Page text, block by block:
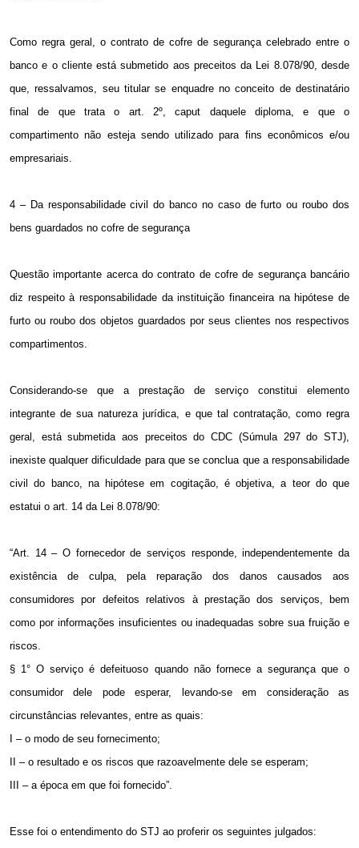
Como regra geral, o contrato de cofre de segurança celebrado entre o
banco e o cliente está submetido aos preceitos da Lei 8.078/90, desde
que, ressalvamos, seu titular se enquadre no conceito de destinatário
final de que trata o art. 2º, caput daquele diploma, e que o
compartimento não esteja sendo utilizado para fins econômicos e/ou
empresariais.
4 – Da responsabilidade civil do banco no caso de furto ou roubo dos
bens guardados no cofre de segurança
Questão importante acerca do contrato de cofre de segurança bancário
diz respeito à responsabilidade da instituição financeira na hipótese de
furto ou roubo dos objetos guardados por seus clientes nos respectivos
compartimentos.
Considerando-se que a prestação de serviço constitui elemento
integrante de sua natureza jurídica, e que tal contratação, como regra
geral, está submetida aos preceitos do CDC (Súmula 297 do STJ),
inexiste qualquer dificuldade para que se conclua que a responsabilidade
civil do banco, na hipótese em cogitação, é objetiva, a teor do que
estatui o art. 14 da Lei 8.078/90:
“Art. 14 – O fornecedor de serviços responde, independentemente da
existência de culpa, pela reparação dos danos causados aos
consumidores por defeitos relativos à prestação dos serviços, bem
como por informações insuficientes ou inadequadas sobre sua fruição e
riscos.
§ 1° O serviço é defeituoso quando não fornece a segurança que o
consumidor dele pode esperar, levando-se em consideração as
circunstâncias relevantes, entre as quais:
I – o modo de seu fornecimento;
II – o resultado e os riscos que razoavelmente dele se esperam;
III – a época em que foi fornecido”.
Esse foi o entendimento do STJ ao proferir os seguintes julgados: